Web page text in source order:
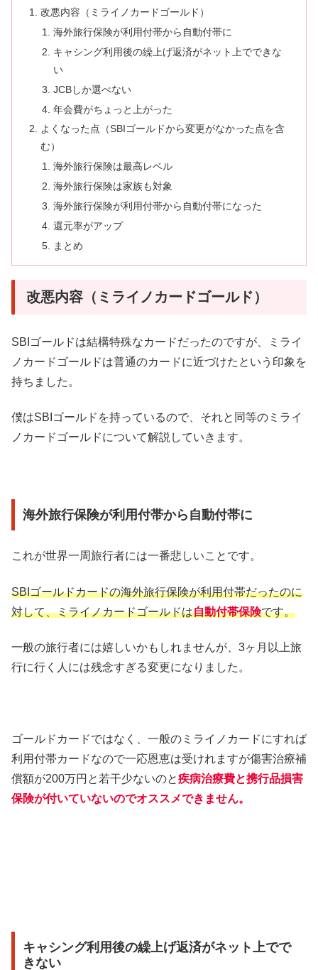
改悪内容（ミライノカードゴールド）
海外旅行保険が利用付帯から自動付帯に
キャシング利用後の繰上げ返済がネット上でできな
い
JCBしか選べない
年会費がちょっと上がった
よくなった点（SBIゴールドから変更がなかった点を含
む）
海外旅行保険は最高レベル
海外旅行保険は家族も対象
海外旅行保険が利用付帯から自動付帯になった
還元率がアップ
まとめ
改悪内容（ミライノカードゴールド）
SBIゴールドは結構特殊なカードだったのですが、ミライ
ノカードゴールドは普通のカードに近づけたという印象を
持ちました。
僕はSBIゴールドを持っているので、それと同等のミライ
ノカードゴールドについて解説していきます。
海外旅行保険が利用付帯から自動付帯に
これが世界一周旅行者には一番悲しいことです。
SBIゴールドカードの海外旅行保険が利用付帯だったのに
対して、ミライノカードゴールドは自動付帯保険です。
一般の旅行者には嬉しいかもしれませんが、3ヶ月以上旅
行に行く人には残念すぎる変更になりました。
ゴールドカードではなく、一般のミライノカードにすれば
利用付帯カードなので一応恩恵は受けれますが傷害治療補
償額が200万円と若干少ないのと疾病治療費と携行品損害
保険が付いていないのでオススメできません。
キャシング利用後の繰上げ返済がネット上でで
きない